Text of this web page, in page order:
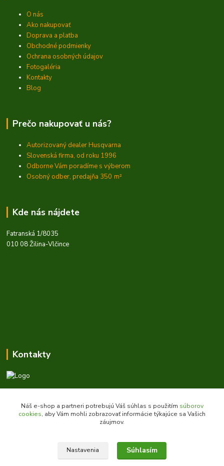
O nás
Ako nakupovať
Doprava a platba
Obchodné podmienky
Ochrana osobných údajov
Fotogaléria
Kontakty
Blog
Prečo nakupovať u nás?
Autorizovaný dealer Husqvarna
Slovenská firma, od roku 1996
Odborne Vám poradíme s výberom
Osobný odber, predajňa 350 m²
Kde nás nájdete
Fatranská 1/8035
010 08 Žilina-Vlčince
Kontakty
Zákaznícka podpora daes.sk
+421 903 707 668
(Po-Pia, 8-16 hod.)
Náš e-shop a partneri potrebujú Váš súhlas s použitím súborov
cookies, aby Vám mohli zobrazovať informácie týkajúce sa Vašich
záujmov.
Nastavenia Súhlasím